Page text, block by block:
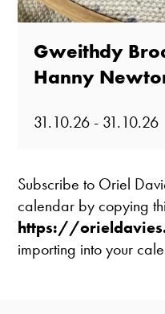
Gweithdy
Hanny
31.10.26 - 31.10.26
Subscribe to Oriel
calendar by copying
https://
importing into your